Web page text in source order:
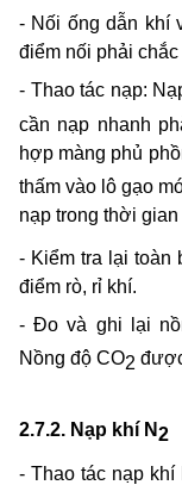
- Nối ống dẫn khí
điểm nối phải
- Thao tác nạp:
cần nạp nhanh
hợp màng phủ
thấm vào lô gạo
nạp trong thời gian
- Kiểm tra lại toàn
điểm rò, rỉ khí.
- Đo và ghi lại
Nồng độ CO2
2.7.2. Nạp khí N2
- Thao tác nạp khí